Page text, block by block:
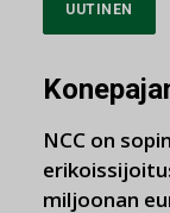
UUTINEN
NCC on
miljoonan